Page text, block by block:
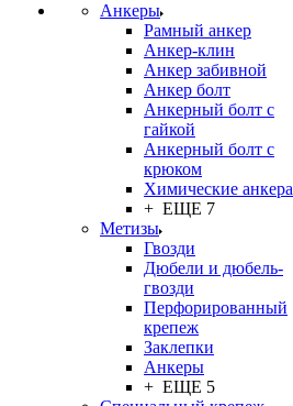
Анкеры
Рамный анкер
Анкер-клин
Анкер забивной
Анкер болт
Анкерный болт с
гайкой
Анкерный болт с
крюком
Химические анкера
+ ЕЩЕ 7
Метизы
Гвозди
Дюбели и дюбель-
гвозди
Перфорированный
крепеж
Заклепки
Анкеры
+ ЕЩЕ 5